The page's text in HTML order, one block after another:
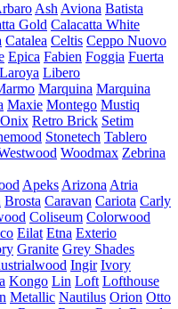
Ash Aviona Batista
Gold Calacatta White
Catalea Celtis Ceppo Nuovo
Epica Fabien Foggia Fuerta
Laroya Libero
Marquina Marquina
Maxie Montego Mustiq
Onix Retro Brick Setim
Stonetech Tablero
Woodmax Zebrina
Apeks Arizona Atria
Brosta Caravan Cariota Carly
Coliseum Colorwood
Eilat Etna Exterio
Granite Grey Shades
Ingir Ivory
Kongo Lin Loft Lofthouse
Metallic Nautilus Orion Otto